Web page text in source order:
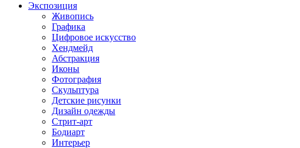
Экспозиция
Живопись
Графика
Цифровое искусство
Хендмейд
Абстракция
Иконы
Фотография
Скульптура
Детские рисунки
Дизайн одежды
Стрит-арт
Бодиарт
Интерьер